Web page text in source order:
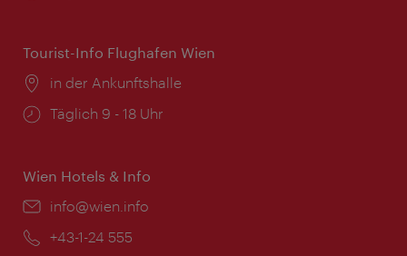
Tourist-Info Flughafen Wien
Ort:
in der Ankunftshalle
Öffnungszeiten:
Täglich 9 - 18 Uhr
Wien Hotels & Info
Email:
info@wien.info
Telefon:
+43-1-24 555